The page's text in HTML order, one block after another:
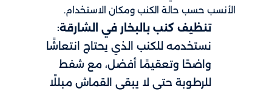
الأنسب حسب حالة الكنب ومكان الاستخدام.
تنظيف كنب بالبخار في الشارقة:
نستخدمه للكنب الذي يحتاج انتعاشًا
واضحًا وتعقيمًا أفضل، مع شفط
للرطوبة حتى لا يبقى القماش مبللًا